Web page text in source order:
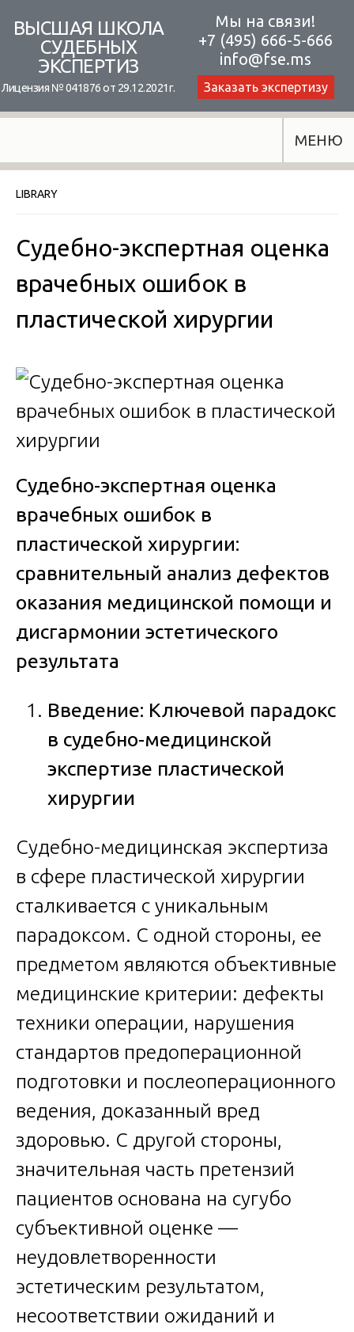
content
ВЫСШАЯ ШКОЛА
СУДЕБНЫХ
ЭКСПЕРТИЗ
Лицензия № 041876 от 29.12.2021г.
Мы на связи!
+7 (495) 666-5-666
info@fse.ms
Заказать экспертизу
МЕНЮ
LIBRARY
Судебно-экспертная оценка
врачебных ошибок в
пластической хирургии
Судебно-экспертная оценка
врачебных ошибок в
пластической хирургии:
сравнительный анализ дефектов
оказания медицинской помощи и
дисгармонии эстетического
результата
Введение: Ключевой парадокс
в судебно-медицинской
экспертизе пластической
хирургии
Судебно-медицинская экспертиза
в сфере пластической хирургии
сталкивается с уникальным
парадоксом. С одной стороны, ее
предметом являются объективные
медицинские критерии: дефекты
техники операции, нарушения
стандартов предоперационной
подготовки и послеоперационного
ведения, доказанный вред
здоровью. С другой стороны,
значительная часть претензий
пациентов основана на сугубо
субъективной оценке —
неудовлетворенности
эстетическим результатом,
несоответствии ожиданий и